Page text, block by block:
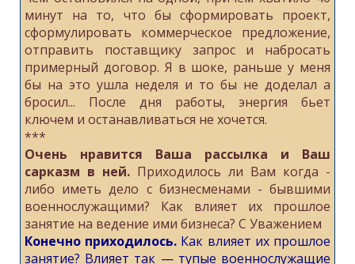
минут на то, что бы сформировать проект,
сформулировать коммерческое предложение,
отправить поставщику запрос и набросать
примерный договор. Я в шоке, раньше у меня
бы на это ушла неделя и то бы не доделал а
бросил... После дня работы, энергия бьет
ключем и останавливаться не хочется.
***
Очень нравится Ваша рассылка и Ваш
сарказм в ней. Приходилось ли Вам когда -
либо иметь дело с бизнесменами - бывшими
военнослужащими? Как влияет их прошлое
занятие на ведение ими бизнеса? С Уважением
Конечно приходилось. Как влияет их прошлое
занятие? Влияет так — тупые военнослужащие